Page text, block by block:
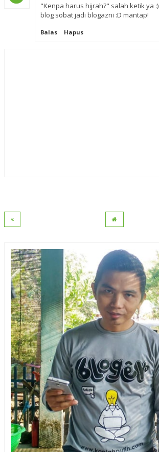
"Kenpa harus hijrah?" salah ketik ya :)
blog sobat jadi blogazni :D mantap!
Balas Hapus